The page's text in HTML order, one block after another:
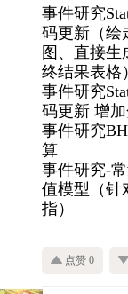
事件研究
码更新（绘
图、直接生
终结果表格）
事件研究
码更新 增加
事件研究
算
事件研究-
值模型（针
指）
点赞 0